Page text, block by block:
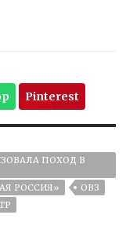
Pinterest
ПОХОД В
РОССИЯ»
ОВЗ